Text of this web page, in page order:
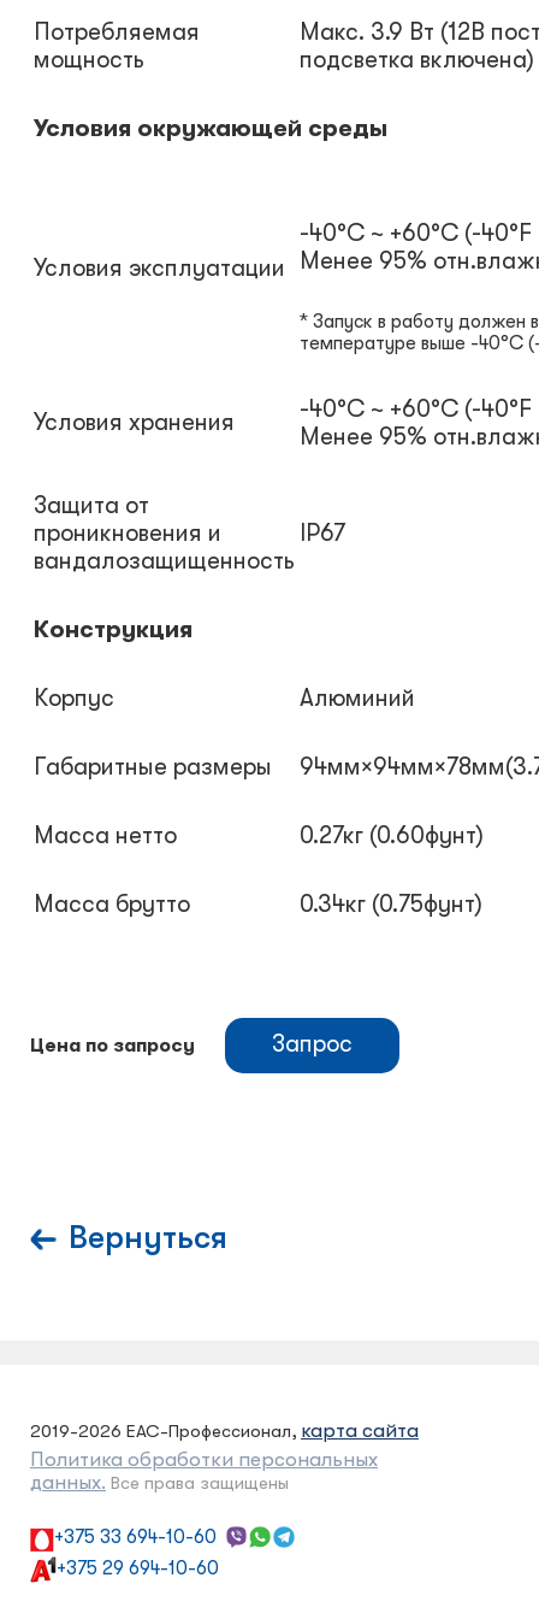
Потребляемая
мощность
Макс. 3.9 Вт (12В
подсветка включена)
Условия окружающей среды
Условия эксплуатации
-40°C ~ +60°C (-40°F
Менее 95%
* Запуск в работу должен
температуре выше -40°C
Условия хранения
-40°C ~ +60°C (-40°F
Менее 95%
Защита от
проникновения и
вандалозащищенность
IP67
Конструкция
Корпус Алюминий
Габаритные размеры
Масса нетто 0.27кг (0.60фунт)
Масса брутто 0.34кг (0.75фунт)
Цена по запросу Запрос
Вернуться
2019-2026 ЕАС-Профессионал, карта сайта
Политика обработки персональных
данных. Все права защищены
+375 33 694-10-60
+375 29 694-10-60